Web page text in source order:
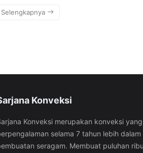
Selengkapnya
Konveksi
Konveksi merupakan konveksi yang
selama 7 tahun lebih dalam
seragam. Membuat puluhan ribu